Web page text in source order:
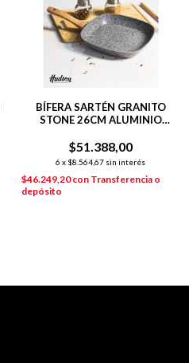
BÍFERA SARTÉN GRANITO
STONE 26CM ALUMINIO
$51.388,00
6 x $8.564,67 sin interés
$46.249,20con Transferencia o
depósito